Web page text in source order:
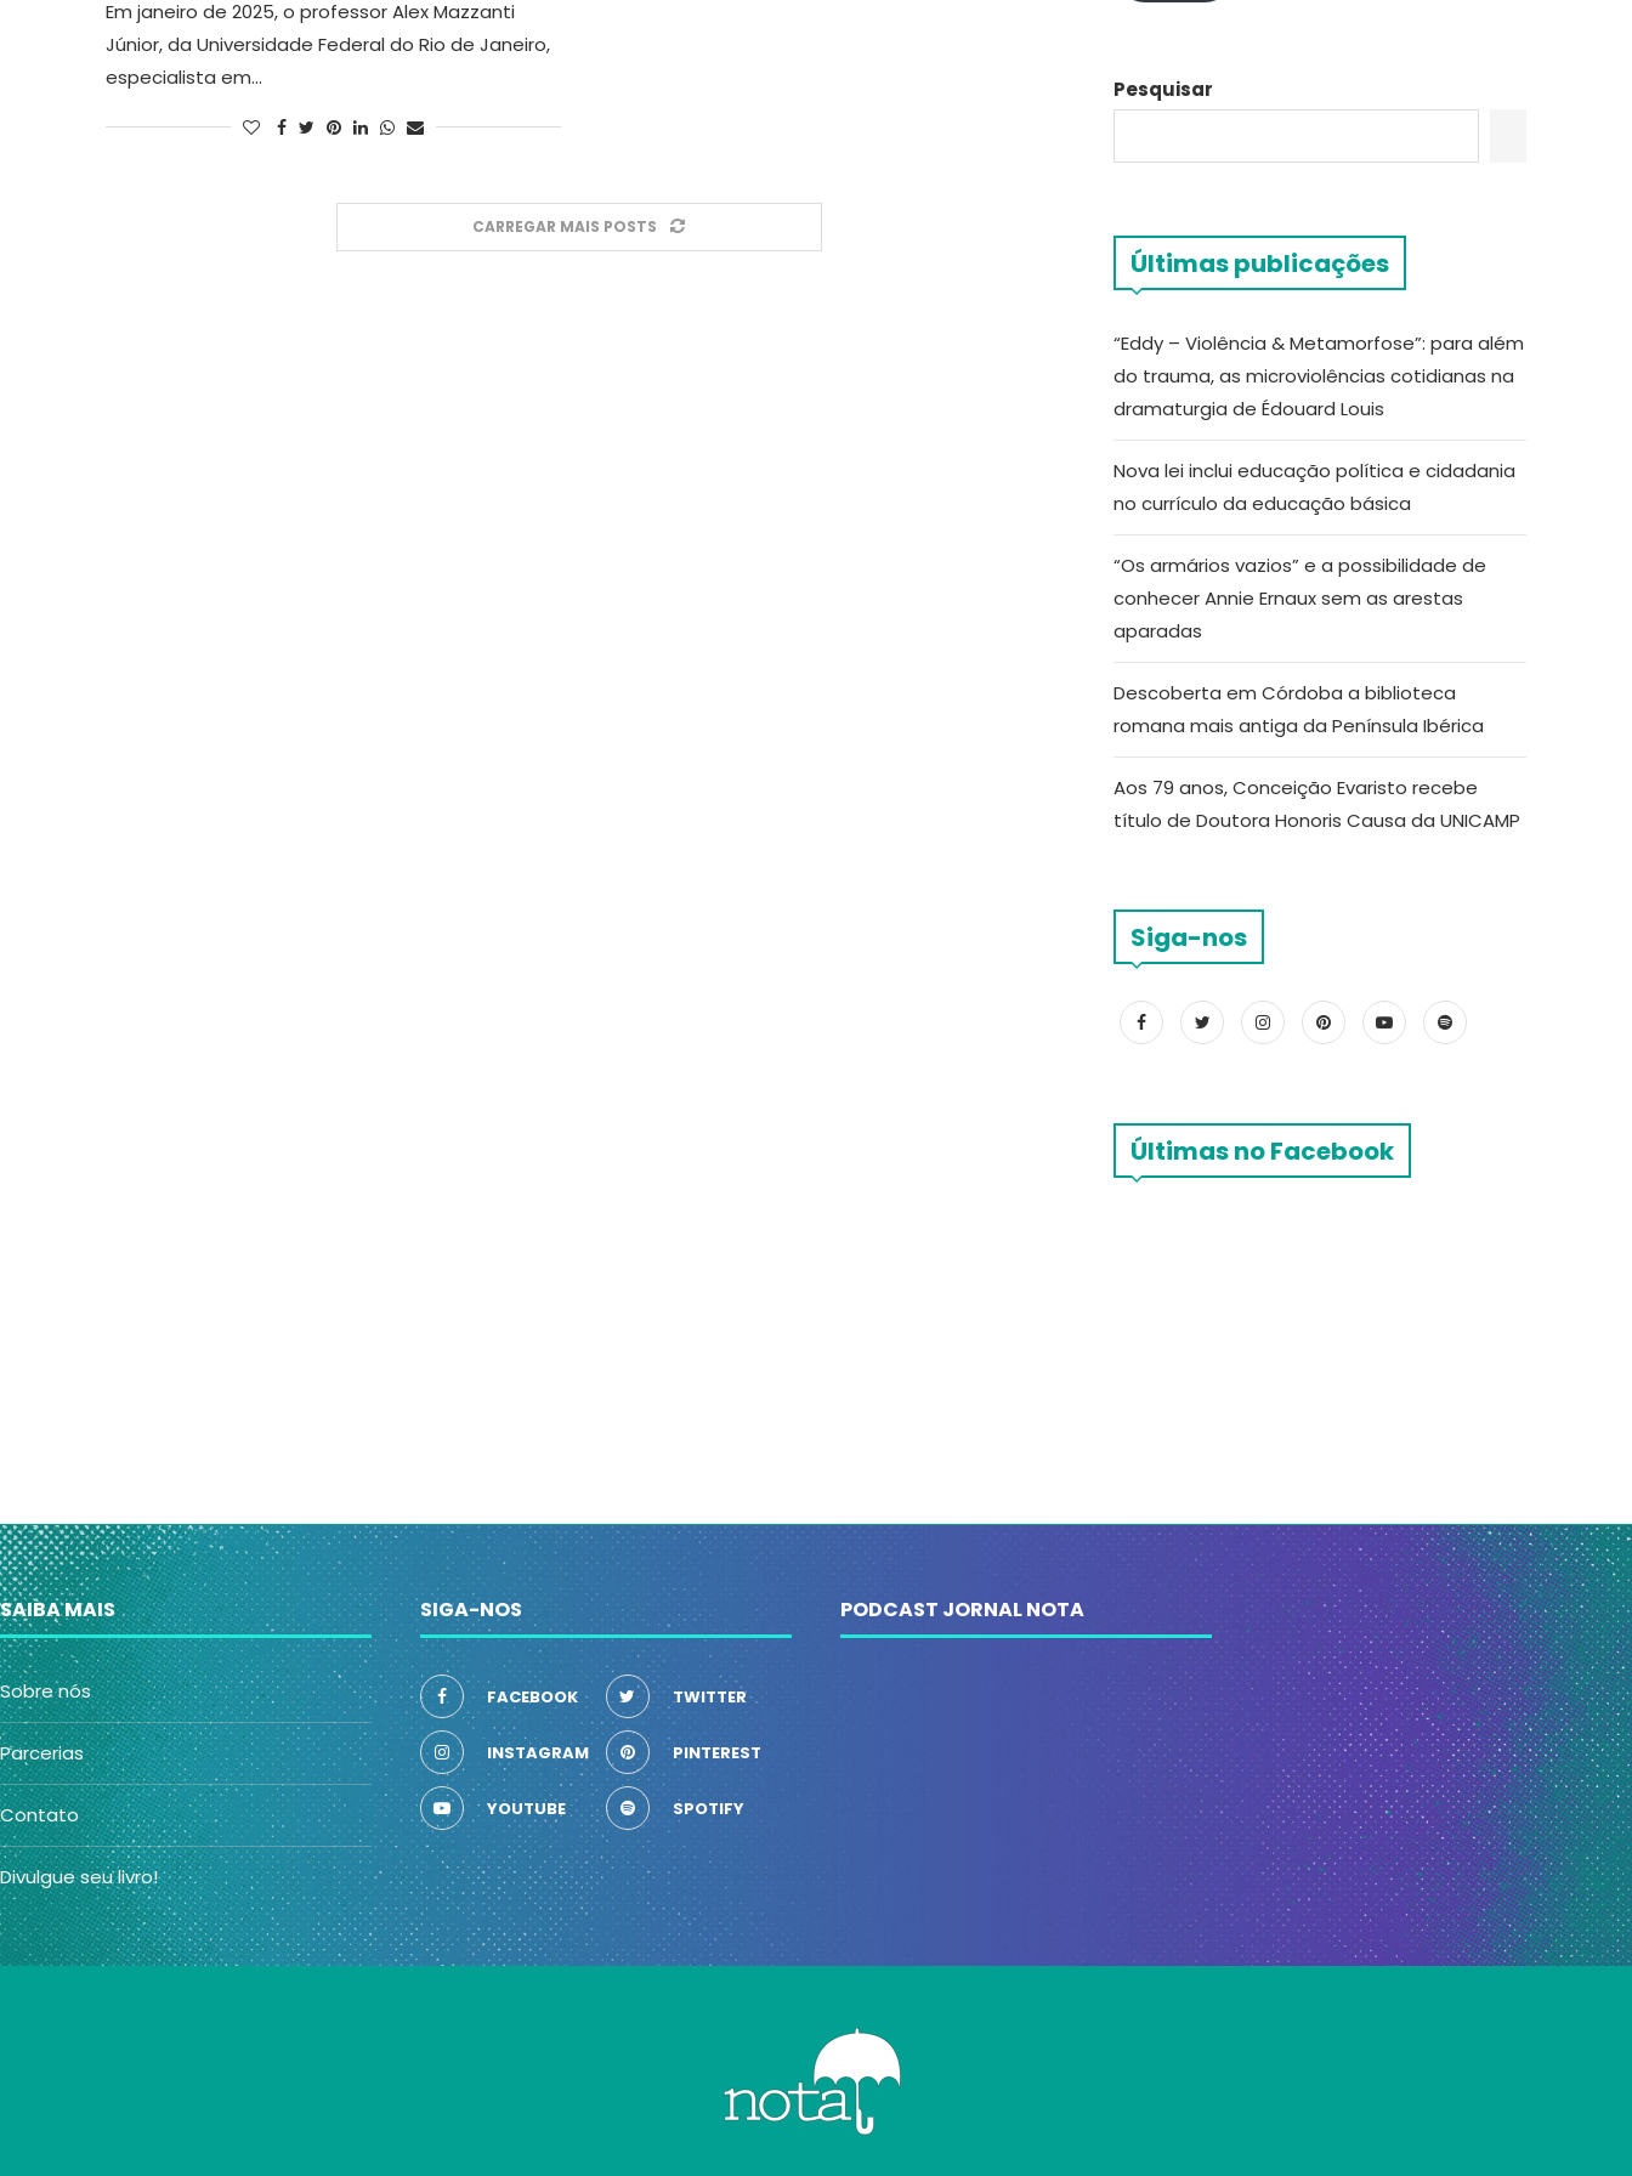
Em janeiro de 2025, o professor Alex Mazzanti
Júnior, da Universidade Federal do Rio de Janeiro,
especialista em…
CARREGAR MAIS POSTS
Pesquisar
Últimas publicações
“Eddy – Violência & Metamorfose”: para além
do trauma, as microviolências cotidianas na
dramaturgia de Édouard Louis
Nova lei inclui educação política e cidadania
no currículo da educação básica
“Os armários vazios” e a possibilidade de
conhecer Annie Ernaux sem as arestas
aparadas
Descoberta em Córdoba a biblioteca
romana mais antiga da Península Ibérica
Aos 79 anos, Conceição Evaristo recebe
título de Doutora Honoris Causa da UNICAMP
Siga-nos
Últimas no Facebook
SAIBA MAIS
Sobre nós
Parcerias
Contato
Divulgue seu livro!
SIGA-NOS
FACEBOOK TWITTER
INSTAGRAM PINTEREST
YOUTUBE SPOTIFY
PODCAST JORNAL NOTA